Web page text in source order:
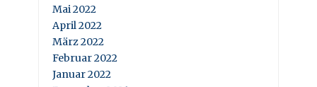
Mai 2022
April 2022
März 2022
Februar 2022
Januar 2022